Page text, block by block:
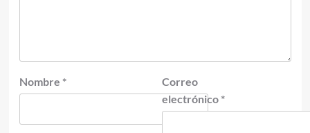
Nombre *
Correo
electrónico *